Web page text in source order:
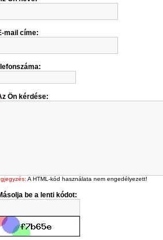
mail címe:
Ön kérdése:
A HTML-kód használata nem engedélyezett!
be a lenti kódot: